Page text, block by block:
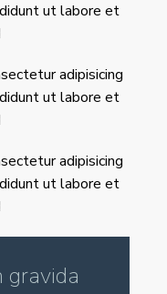
ut labore et
adipisicing
ut labore et
adipisicing
ut labore et
gravida